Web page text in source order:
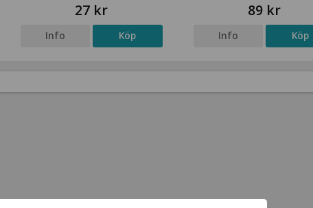
27 kr
Info Köp
89 kr
Info Köp